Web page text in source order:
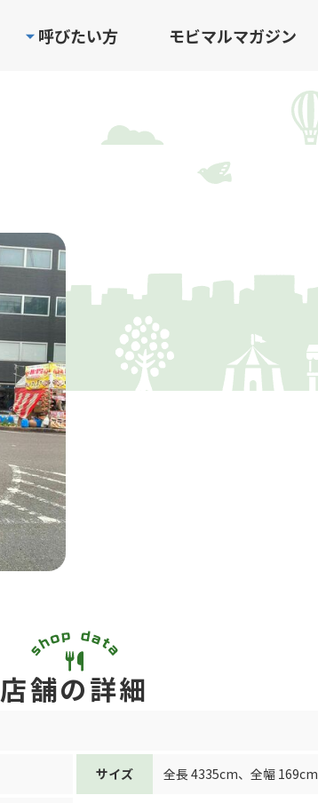
呼びたい方 モビマルマガジン
店舗の詳細
サイズ 全長 4335cm、 全幅 169cm